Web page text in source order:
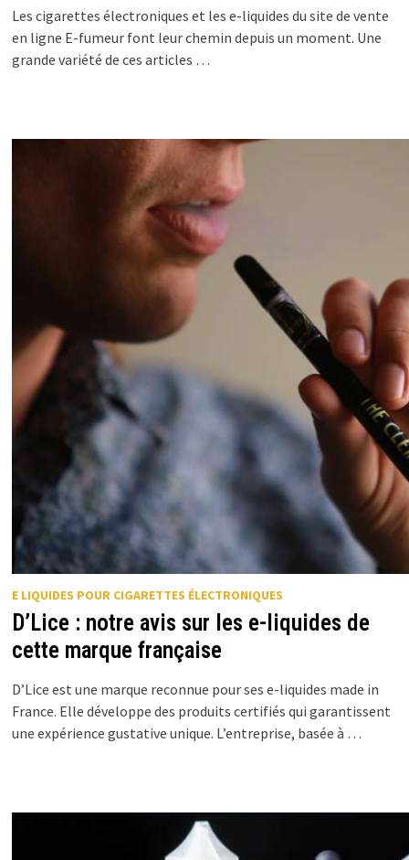
Les cigarettes électroniques et les e-liquides du site de vente
en ligne E-fumeur font leur chemin depuis un moment. Une
grande variété de ces articles …
E LIQUIDES POUR CIGARETTES ÉLECTRONIQUES
D’Lice : notre avis sur les e-liquides de
cette marque française
D’Lice est une marque reconnue pour ses e-liquides made in
France. Elle développe des produits certifiés qui garantissent
une expérience gustative unique. L’entreprise, basée à …